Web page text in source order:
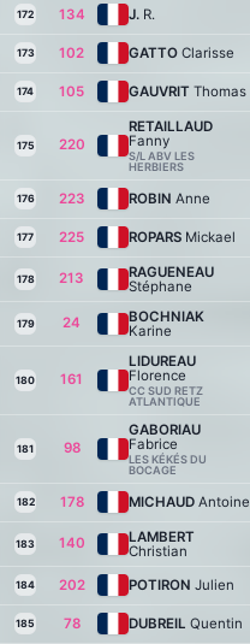
172 134 J. R.
173 102 GATTO Clarisse
174 105 GAUVRIT Thomas
175 220
RETAILLAUD
Fanny
S/L ABV LES
HERBIERS
176 223 ROBIN Anne
177 225 ROPARS Mickael
178 213
RAGUENEAU
Stéphane
179 24
BOCHNIAK
Karine
180 161
LIDUREAU
Florence
CC SUD RETZ
ATLANTIQUE
181 98
GABORIAU
Fabrice
LES KÉKÉS DU
BOCAGE
182 178 MICHAUD Antoine
183 140
LAMBERT
Christian
184 202 POTIRON Julien
185 78 DUBREIL Quentin